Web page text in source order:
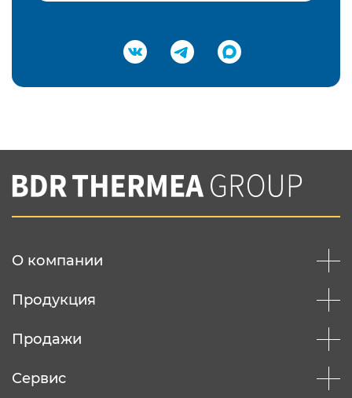
Подтвердить e-mail
Вы соглашаетесь с нашей политикой
конфеденциальности
О компании
Продукция
Продажи
Сервис